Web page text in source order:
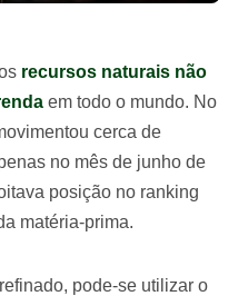
recursos naturais não
em todo o mundo. No
cerca de
no mês de junho de
posição no ranking
matéria-prima.
pode-se utilizar o